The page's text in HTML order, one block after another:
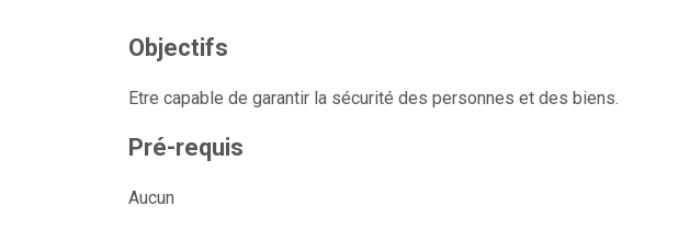
Objectifs
Etre capable de garantir la sécurité des personnes et des biens.
Pré-requis
Aucun